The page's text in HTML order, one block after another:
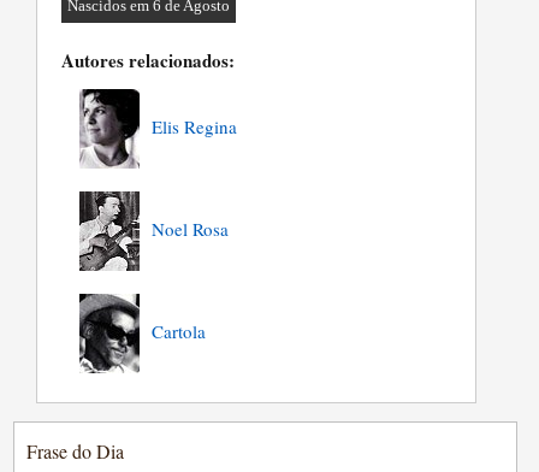
Nascidos em 6 de Agosto
Autores relacionados:
Elis Regina
Noel Rosa
Cartola
Frase do Dia